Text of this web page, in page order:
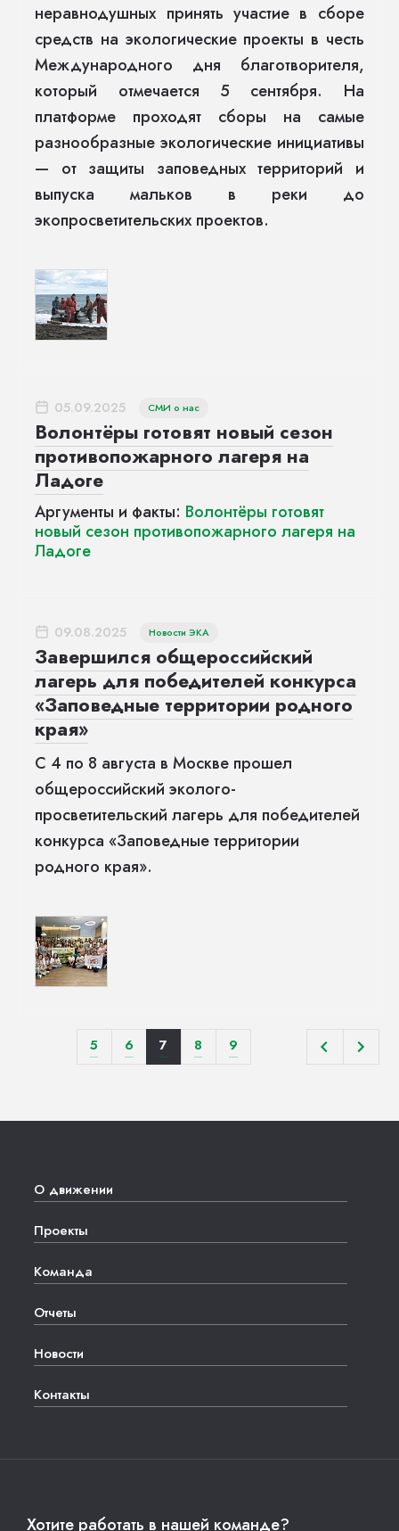
неравнодушных принять участие в сборе
средств на экологические проекты в честь
Международного дня благотворителя,
который отмечается 5 сентября. На
платформе проходят сборы на самые
разнообразные экологические инициативы
— от защиты заповедных территорий и
выпуска мальков в реки до
экопросветительских проектов.
05.09.2025 СМИ о нас
Волонтёры готовят новый сезон
противопожарного лагеря на
Ладоге
Аргументы и факты: Волонтёры готовят
новый сезон противопожарного лагеря на
Ладоге
09.08.2025 Новости ЭКА
Завершился общероссийский
лагерь для победителей конкурса
«Заповедные территории родного
края»
С 4 по 8 августа в Москве прошел
общероссийский эколого-
просветительский лагерь для победителей
конкурса «Заповедные территории
родного края».
5 6 7 8 9
О движении
Проекты
Команда
Отчеты
Новости
Контакты
Хотите работать в нашей команде?